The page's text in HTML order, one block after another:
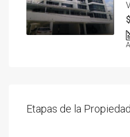
Etapas de la Propiedad